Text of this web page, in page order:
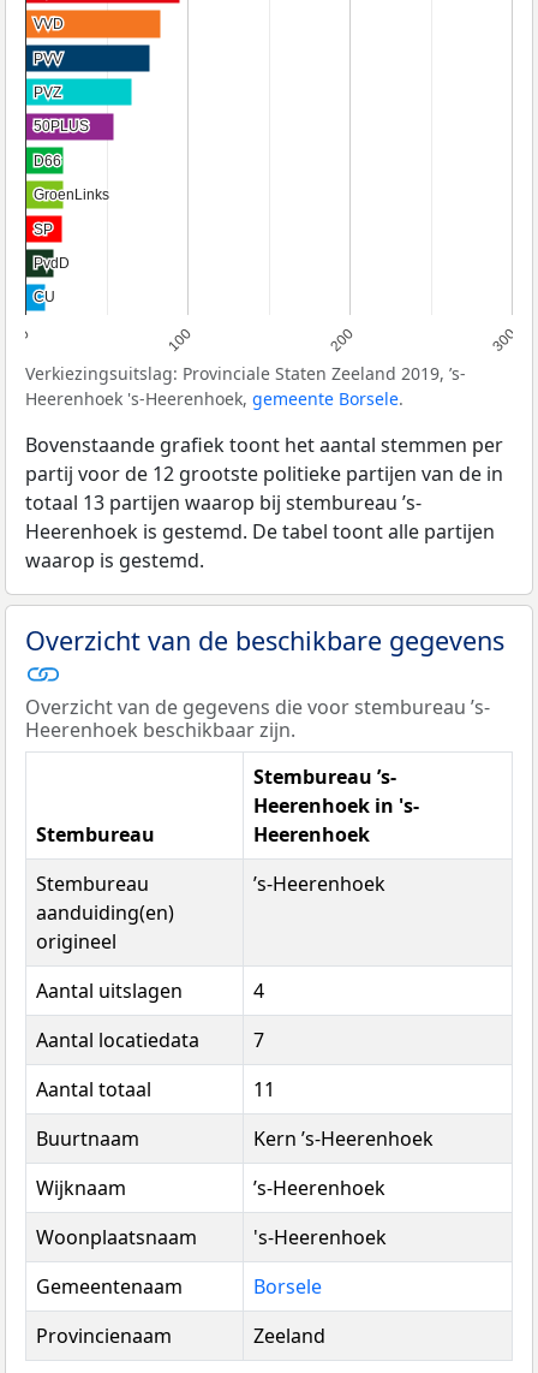
0 100 200 300
VVD
VVD
PVV
PVV
PVZ
PVZ
50PLUS
50PLUS
D66
D66
GroenLinks
GroenLinks
SP
SP
PvdD
PvdD
CU
CU
Verkiezingsuitslag: Provinciale Staten Zeeland 2019, ’s-
Heerenhoek 's-Heerenhoek, gemeente Borsele.
Bovenstaande grafiek toont het aantal stemmen per
partij voor de 12 grootste politieke partijen van de in
totaal 13 partijen waarop bij stembureau ’s-
Heerenhoek is gestemd. De tabel toont alle partijen
waarop is gestemd.
Overzicht van de beschikbare gegevens
Overzicht van de gegevens die voor stembureau ’s-
Heerenhoek beschikbaar zijn.
Stembureau
Stembureau ’s-
Heerenhoek in 's-
Heerenhoek
Stembureau
aanduiding(en)
origineel
’s-Heerenhoek
Aantal uitslagen
4
Aantal locatiedata
7
Aantal totaal
11
Buurtnaam
Kern ’s-Heerenhoek
Wijknaam
’s-Heerenhoek
Woonplaatsnaam
's-Heerenhoek
Gemeentenaam
Borsele
Provincienaam
Zeeland